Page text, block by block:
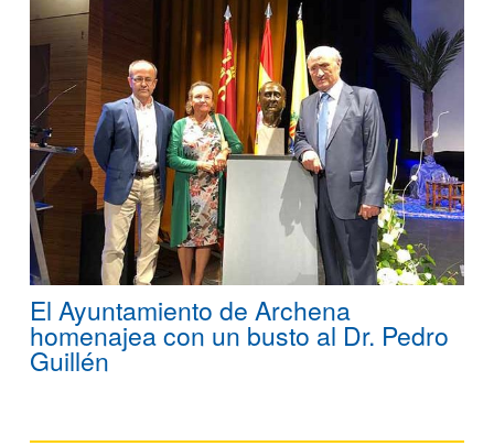
El Ayuntamiento de Archena
homenajea con un busto al Dr. Pedro
Guillén